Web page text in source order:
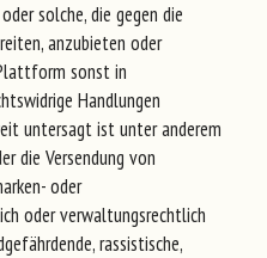
solche, die gegen die
anzubieten oder
sonst in
Handlungen
untersagt ist unter anderem
die Versendung von
oder
oder verwaltungsrechtlich
rassistische,